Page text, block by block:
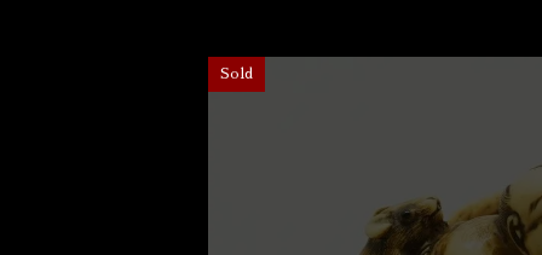
Sold